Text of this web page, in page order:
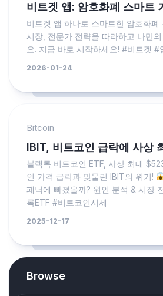
비트겟 앱: 암호화폐 스마트
비트겟 앱 하나로 스마트한 암호화폐
시장, 전문가 전략을 따라하고 나만
요. 지금 바로 시작하세요! #비트겟 #
2026-01-24
Bitcoin
IBIT, 비트코인 급락에 사상
블랙록 비트코인 ETF, 사상 최대
인 가격 급락과 맞물린 IBIT의 위기!
패닉에 빠졌을까? 원인 분석 & 시장
록ETF #비트코인시세
2025-12-17
Browse